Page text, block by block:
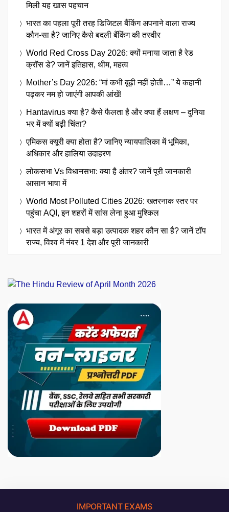
मिली यह खास पहचान
भारत का पहला पूरी तरह डिजिटल बैंकिंग अपनाने वाला राज्य
कौन-सा है? जानिए कैसे बदली बैंकिंग की तस्वीर
World Red Cross Day 2026: क्यों मनाया जाता है रेड
क्रॉस डे? जानें इतिहास, थीम, महत्व
Mother’s Day 2026: “मां कभी बूढ़ी नहीं होती…” ये कहानी
पढ़कर नम हो जाएंगी आपकी आंखें!
Hantavirus क्या है? कैसे फैलता है और क्या हैं लक्षण – दुनिया
भर में क्यों बढ़ी चिंता?
एमिकस क्यूरी क्या होता है? जानिए न्यायपालिका में भूमिका,
अधिकार और हालिया उदाहरण
लोकसभा Vs विधानसभा: क्या है अंतर? जानें पूरी जानकारी
आसान भाषा में
World Most Polluted Cities 2026: खतरनाक स्तर पर
पहुंचा AQI, इन शहरों में सांस लेना हुआ मुश्किल
भारत में अंगूर का सबसे बड़ा उत्पादक शहर कौन सा है? जानें टॉप
राज्य, विश्व में नंबर 1 देश और पूरी जानकारी
IMPORTANT EXAMS